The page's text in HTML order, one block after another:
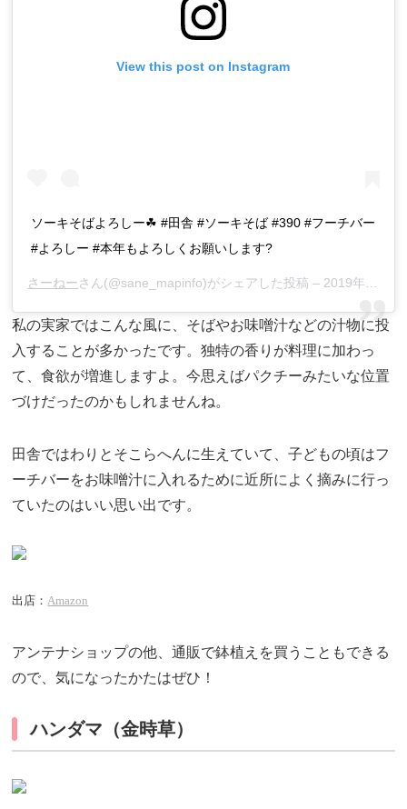
View this post on Instagram
ソーキそばよろしー☘ #田舎 #ソーキそば #390 #フーチバー
#よろしー #本年もよろしくお願いします?
さーねーさん(@sane_mapinfo)がシェアした投稿 – 2019年 2月月11日午後11時22分PST
私の実家ではこんな風に、そばやお味噌汁などの汁物に投
入することが多かったです。独特の香りが料理に加わっ
て、食欲が増進しますよ。今思えばパクチーみたいな位置
づけだったのかもしれませんね。
田舎ではわりとそこらへんに生えていて、子どもの頃はフ
ーチバーをお味噌汁に入れるために近所によく摘みに行っ
ていたのはいい思い出です。
出店： Amazon
アンテナショップの他、通販で鉢植えを買うこともできる
ので、気になったかたはぜひ！
ハンダマ（金時草）